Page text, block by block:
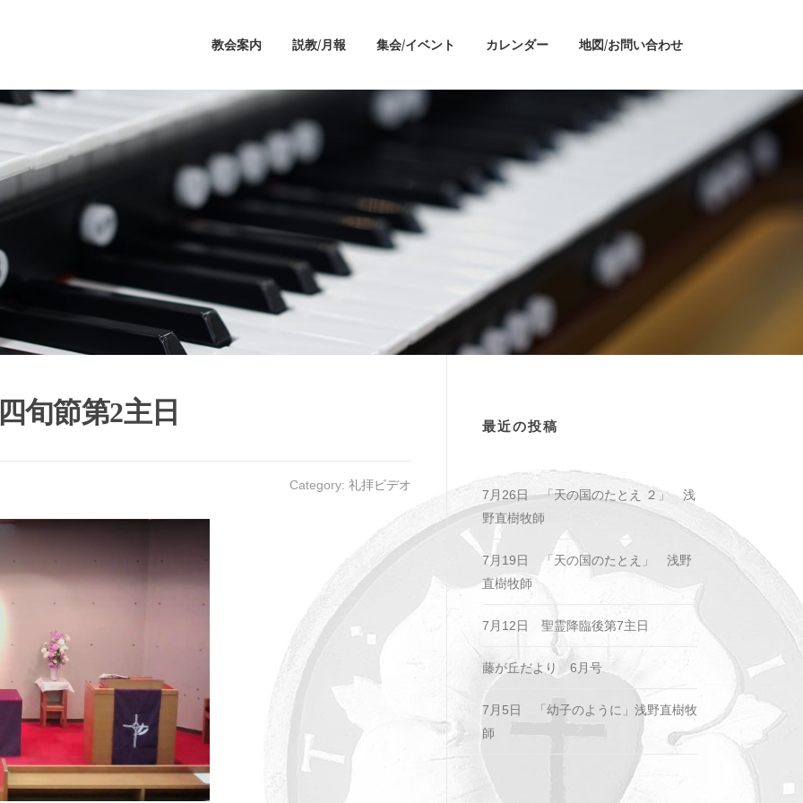
教会案内 説教/月報 集会/イベント カレンダー 地図/お問い合わせ
旬節第2主日
Category: 礼拝ビデオ
最近の投稿
7月26日 「天の国のたとえ ２」 浅
野直樹牧師
7月19日 「天の国のたとえ」 浅野
直樹牧師
7月12日 聖霊降臨後第7主日
藤が丘だより 6月号
7月5日 「幼子のように」浅野直樹牧
師